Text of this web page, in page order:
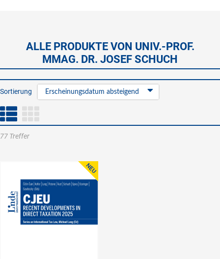
ALLE PRODUKTE VON UNIV.-PROF.
MMAG. DR. JOSEF SCHUCH
Sortierung Erscheinungsdatum absteigend
77 Treffer